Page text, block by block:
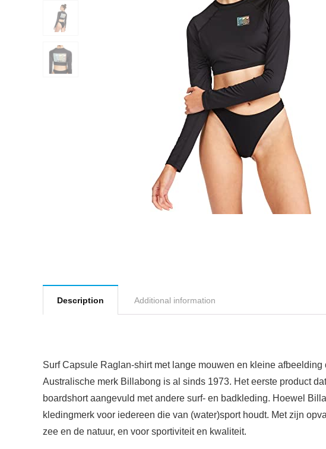
Description Additional information
Surf Capsule Raglan-shirt met lange mouwen en kleine
Australische merk Billabong is al sinds 1973. Het eerste product
boardshort aangevuld met andere surf- en badkleding. Hoewel
kledingmerk voor iedereen die van (water)sport houdt. Met zijn
zee en de natuur, en voor sportiviteit en kwaliteit.